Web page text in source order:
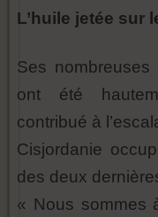
L’huile jetée sur
Ses
ont été
contribué à
Cisjordanie
des deux
« Nous sommes